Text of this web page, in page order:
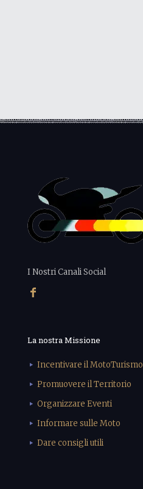
I Nostri Canali Social
La nostra Missione
Incentivare il MotoTurismo
Promuovere il Territorio
Organizzare Eventi
Informare sulle Moto
Dare consigli utili